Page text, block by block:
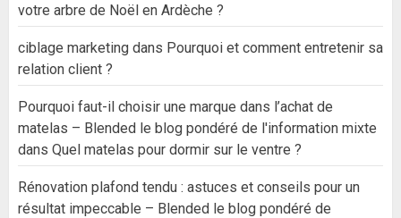
votre arbre de Noël en Ardèche ?
ciblage marketing dans Pourquoi et comment entretenir sa
relation client ?
Pourquoi faut-il choisir une marque dans l’achat de
matelas – Blended le blog pondéré de l'information mixte
dans Quel matelas pour dormir sur le ventre ?
Rénovation plafond tendu : astuces et conseils pour un
résultat impeccable – Blended le blog pondéré de